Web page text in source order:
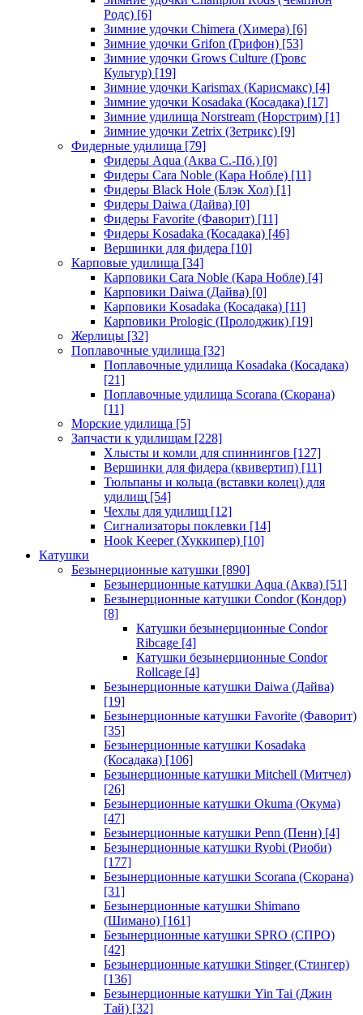
Родс) [6]
Зимние удочки Chimera (Химера) [6]
Зимние удочки Grifon (Грифон) [53]
Зимние удочки Grows Culture (Гровс
Культур) [19]
Зимние удочки Karismax (Карисмакс) [4]
Зимние удочки Kosadaka (Косадака) [17]
Зимние удилища Norstream (Норстрим) [1]
Зимние удочки Zetrix (Зетрикс) [9]
Фидерные удилища [79]
Фидеры Aqua (Аква С.-Пб.) [0]
Фидеры Cara Noble (Кара Нобле) [11]
Фидеры Black Hole (Блэк Хол) [1]
Фидеры Daiwa (Дайва) [0]
Фидеры Favorite (Фаворит) [11]
Фидеры Kosadaka (Косадака) [46]
Вершинки для фидера [10]
Карповые удилища [34]
Карповики Cara Noble (Кара Нобле) [4]
Карповики Daiwa (Дайва) [0]
Карповики Kosadaka (Косадака) [11]
Карповики Prologic (Пролоджик) [19]
Жерлицы [32]
Поплавочные удилища [32]
Поплавочные удилища Kosadaka (Косадака)
[21]
Поплавочные удилища Scorana (Скорана)
[11]
Морские удилища [5]
Запчасти к удилищам [228]
Хлысты и комли для спиннингов [127]
Вершинки для фидера (квивертип) [11]
Тюльпаны и кольца (вставки колец) для
удилищ [54]
Чехлы для удилищ [12]
Сигнализаторы поклевки [14]
Hook Keeper (Хуккипер) [10]
Катушки
Безынерционные катушки [890]
Безынерционные катушки Aqua (Аква) [51]
Безынерционные катушки Condor (Кондор)
[8]
Катушки безынерционные Condor
Ribcage [4]
Катушки безынерционные Condor
Rollcage [4]
Безынерционные катушки Daiwa (Дайва)
[19]
Безынерционные катушки Favorite (Фаворит)
[35]
Безынерционные катушки Kosadaka
(Косадака) [106]
Безынерционные катушки Mitchell (Митчел)
[26]
Безынерционные катушки Okuma (Окума)
[47]
Безынерционные катушки Penn (Пенн) [4]
Безынерционные катушки Ryobi (Риоби)
[177]
Безынерционные катушки Scorana (Скорана)
[31]
Безынерционные катушки Shimano
(Шимано) [161]
Безынерционные катушки SPRO (СПРО)
[42]
Безынерционные катушки Stinger (Стингер)
[136]
Безынерционные катушки Yin Tai (Джин
Тай) [32]